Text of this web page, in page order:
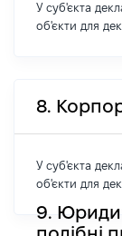
У суб'єкта
об'єкти для
8.
У суб'єкта
об'єкти для
9.